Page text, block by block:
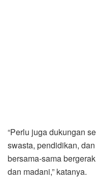
“Perlu juga dukungan
swasta, pendidikan,
bersama-sama
dan madani,” katanya.